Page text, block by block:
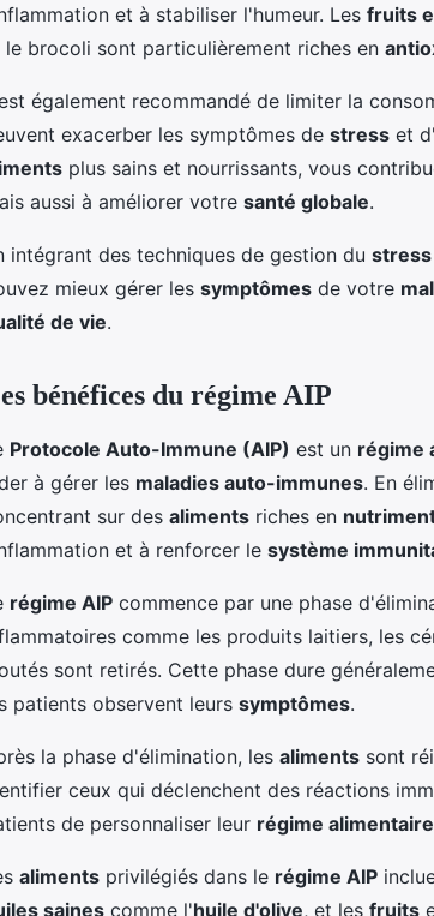
et à stabiliser l'humeur. Les fruits
le brocoli sont particulièrement riches en
également recommandé de limiter la
exacerber les symptômes de stress et
plus sains et nourrissants, vous
aussi à améliorer votre santé globale.
intégrant des techniques de gestion du stress
mieux gérer les symptômes de votre
de vie.
bénéfices du régime AIP
Protocole Auto-Immune (AIP) est un régime
à gérer les maladies auto-immunes. En
sur des aliments riches en
et à renforcer le système
régime AIP commence par une phase
comme les produits laitiers, les
sont retirés. Cette phase dure
patients observent leurs symptômes.
la phase d'élimination, les aliments sont
ceux qui déclenchent des réactions
de personnaliser leur régime alimentaire
aliments privilégiés dans le régime AIP
saines comme l'huile d'olive, et les fruits